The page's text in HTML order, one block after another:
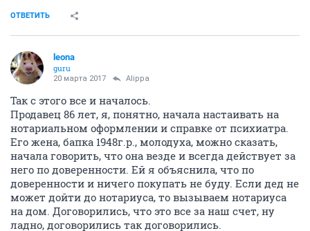
ОТВЕТИТЬ
leona
guru
20 марта 2017 Alippa
Так с этого все и началось.
Продавец 86 лет, я, понятно, начала настаивать на
нотариальном оформлении и справке от психиатра.
Его жена, бапка 1948г.р., молодуха, можно сказать,
начала говорить, что она везде и всегда действует за
него по доверенности. Ей я объяснила, что по
доверенности и ничего покупать не буду. Если дед не
может дойти до нотариуса, то вызываем нотариуса
на дом. Договорились, что это все за наш счет, ну
ладно, договорились так договорились.